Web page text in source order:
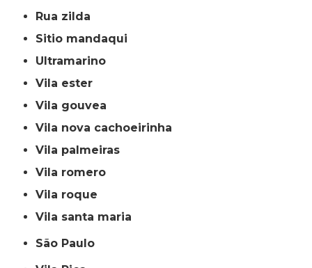
rua zilda
sitio mandaqui
ultramarino
vila ester
vila gouvea
vila nova cachoeirinha
vila palmeiras
vila romero
vila roque
vila santa maria
São Paulo